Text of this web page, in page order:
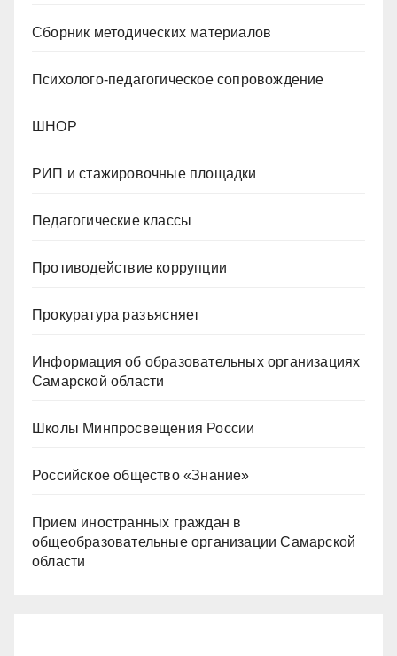
Сборник методических материалов
Психолого-педагогическое сопровождение
ШНОР
РИП и стажировочные площадки
Педагогические классы
Противодействие коррупции
Прокуратура разъясняет
Информация об образовательных организациях
Самарской области
Школы Минпросвещения России
Российское общество «Знание»
Прием иностранных граждан в
общеобразовательные организации Самарской
области